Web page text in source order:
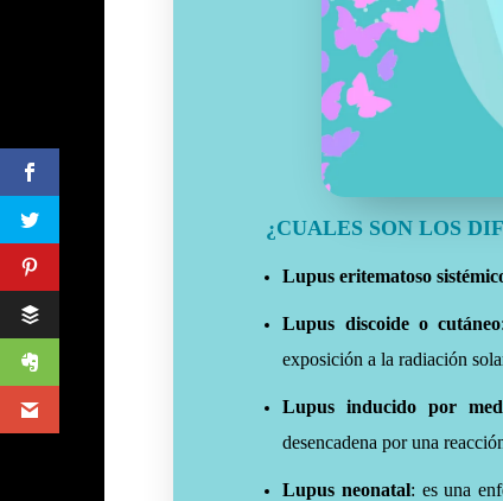
¿CUALES SON LOS
Lupus eritematoso
Lupus discoide o cutáneo
exposición a la radiación
Lupus inducido por
desencadena por una
Lupus neonatal: es una